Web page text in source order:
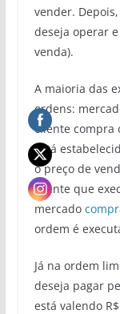
vender.
deseja operar
venda).
A maioria das
ordens:
cliente compra
está
o preço de
cliente que
mercado
ordem é
Já na ordem
deseja pagar
está valendo